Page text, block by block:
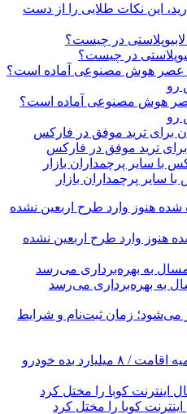
این نکات طلایی را از دست
در چیست؟
هوش مصنوعی آماده است؟
رو
شده هنوز وارد طرح اربعین نشده
به بهره‌برداری می‌رسد
می‌شود؛ زمان ثبت‌نام و شرایط
کاسبی خارج‌نشین‌ها با سهمیه اقامت / ۸ میلیارد بده خودرو
کوبا را مختل کرد